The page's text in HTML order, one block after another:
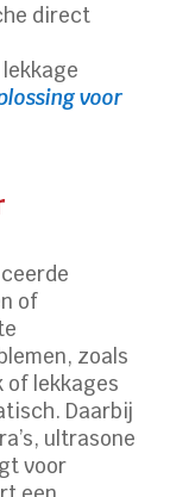
direct
voor
of
zoals
of lekkages
Daarbij
ultrasone
voor